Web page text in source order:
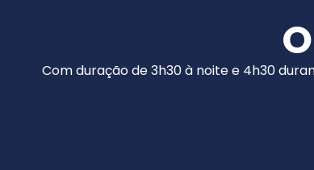
Com duração de 3h30 à noite e 4h30